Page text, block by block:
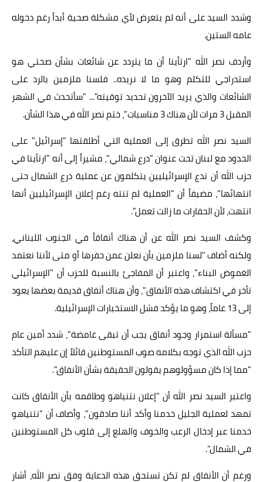
وشدد السيد على أنه لم يتعرض لأي مشكلة صحية أبداً رغم دخوله
عامه الستين.
وأردف نصر الله "ارتأينا أن ما يتردد عن شائعات بشأن صحتي هو
استدراجي للتكلم وهو ما لا نريده.. فلسنا ملزمين بالرد على
الشائعات والذي يريد الآخرون تحديد توقيته"... "سأتحدث في الشهر
المقبل 3 مرات لأن هناك 3 مناسبات"، ختم نصر الله في هذا الشأن.
السيد نصر الله تطرق إلى العملية التي أطلقتها "إسرائيل" على
الحدود مع لبنان تحت عنوان "درع شمالي"، مشيراً إلى أنه "ارتأينا في
حزب الله أن ندع الإسرائيليين يتكلمون عن عملية درع الشمال حتى
انتهائها"، مضيفاً أن "العملية لم تنته رغم إعلان الإسرائيليين أنها
انتهت، لأن الحفارات ما زالت تعمل".
وكشف السيد نصر الله عن أن هناك أنفاقاً في الجنوب اللبناني،
ولكنه أضاف "لسنا ملزمين بأن نعلن عمن حفرها أو متى لأننا نعتمد
الغموض البناء"، واعتبر أن المفاجئ بالنسبة للحزب أن "الإسرائيلي
تأخر في اكتشاف هذه الأنفاق"، وأن هناك أنفاق قديمة بعضها يعود
إلى 13 عاماً، وهو ما يؤكد فشل الاستخبارات الإسرائيلية.
"مسألة استمرار وجود أنفاق يجب أن تبقى غامضة"، شدد أمين عام
حزب الله الذي توجه بكلامه صوب المستوطنين قائلاً إن عليهم التأكد
"مما إذا كان مسؤولوهم يقولون الحقيقة بشأن الأنفاق".
واعتبر السيد نصر الله أن "إعلان نتنياهو وطاقمه بأن الأنفاق كانت
تمهد لعملية الجليل خدمنا وأكد أننا صادقون"، وأضاف أن "نتنياهو
خدمنا عبر إدخال الرعب والخوف والهلع إلى قلوب كل المستوطنين
في الشمال".
ورغم أن الأنفاق لم تكن تستحق هذه الدعاية وفق نصر الله، أشار